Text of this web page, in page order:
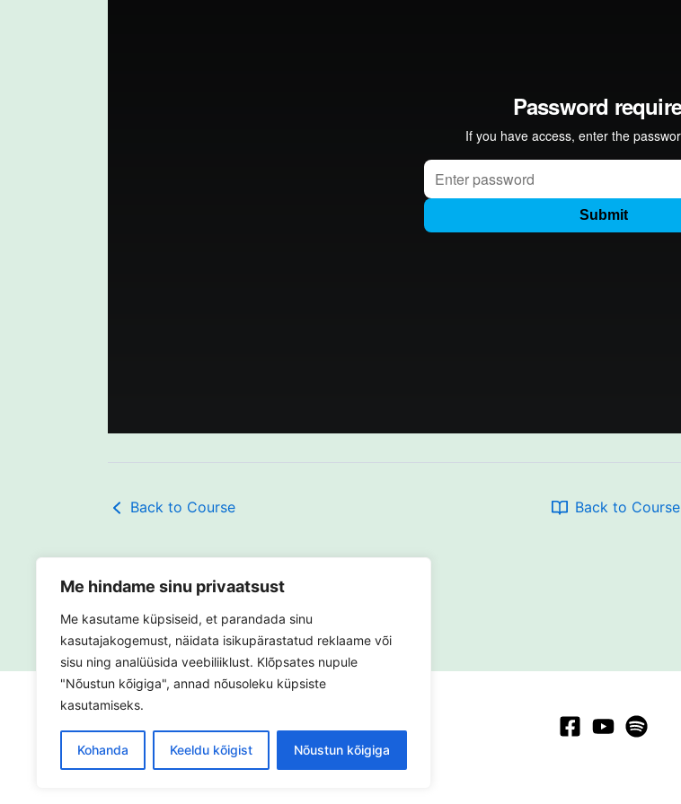
Me hindame sinu privaatsust
Me kasutame küpsiseid, et parandada sinu
kasutajakogemust, näidata isikupärastatud reklaame või
sisu ning analüüsida veebiliiklust. Klõpsates nupule
"Nõustun kõigiga", annad nõusoleku küpsiste
kasutamiseks.
Kohanda Keeldu kõigist Nõustun kõigiga
Back to Course Back to Course